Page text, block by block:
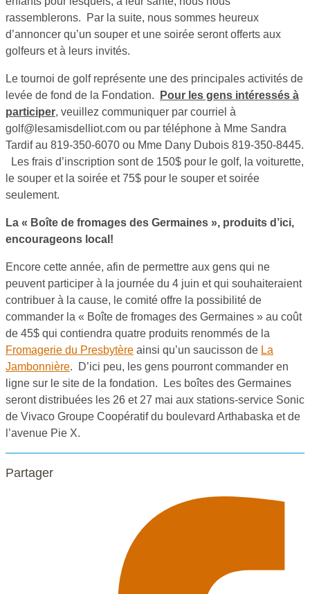
rassemblerons. Par la suite, nous sommes heureux
d’annoncer qu’un souper et une soirée seront offerts aux
golfeurs et à leurs invités.
Le tournoi de golf représente une des principales activités de
levée de fond de la Fondation.
Pour les gens intéressés à
participer, veuillez communiquer par courriel à
golf@lesamisdelliot.com ou par téléphone à Mme Sandra
Tardif au 819-350-6070 ou Mme Dany Dubois 819-350-8445.
Les frais d’inscription sont de 150$ pour le golf, la voiturette,
le souper et la soirée et 75$ pour le souper et soirée
seulement.
La « Boîte de fromages des Germaines », produits d’ici,
encourageons local!
Encore cette année, afin de permettre aux gens qui ne
peuvent participer à la journée du 4 juin et qui souhaiteraient
contribuer à la cause, le comité offre la possibilité de
commander la « Boîte de fromages des Germaines » au coût
de 45$ qui contiendra quatre produits renommés de la
Fromagerie du Presbytère ainsi qu’un saucisson de La
Jambonnière. D’ici peu, les gens pourront commander en
ligne sur le site de la fondation. Les boîtes des Germaines
seront distribuées les 26 et 27 mai aux stations-service Sonic
de Vivaco Groupe Coopératif du boulevard Arthabaska et de
l’avenue Pie X.
Partager